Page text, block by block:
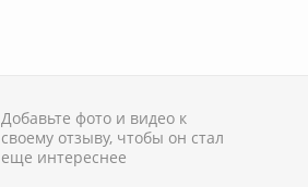
Добавьте фото и видео к
своему отзыву, чтобы он стал
еще интереснее